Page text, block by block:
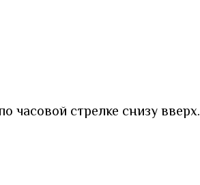
стрелке снизу вверх.